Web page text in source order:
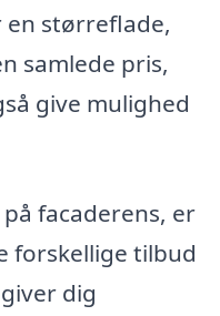
størreflade,
samlede pris,
give mulighed
facaderens, er
forskellige tilbud
dig